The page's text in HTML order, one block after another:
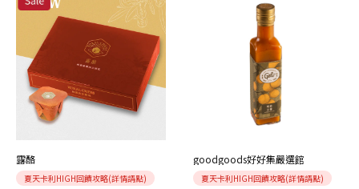
露酪
夏天卡利HIGH回饋攻略(詳情請點)
goodgoods好好集嚴選館
夏天卡利HIGH回饋攻略(詳情請點)